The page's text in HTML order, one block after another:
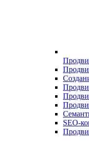
SEO-